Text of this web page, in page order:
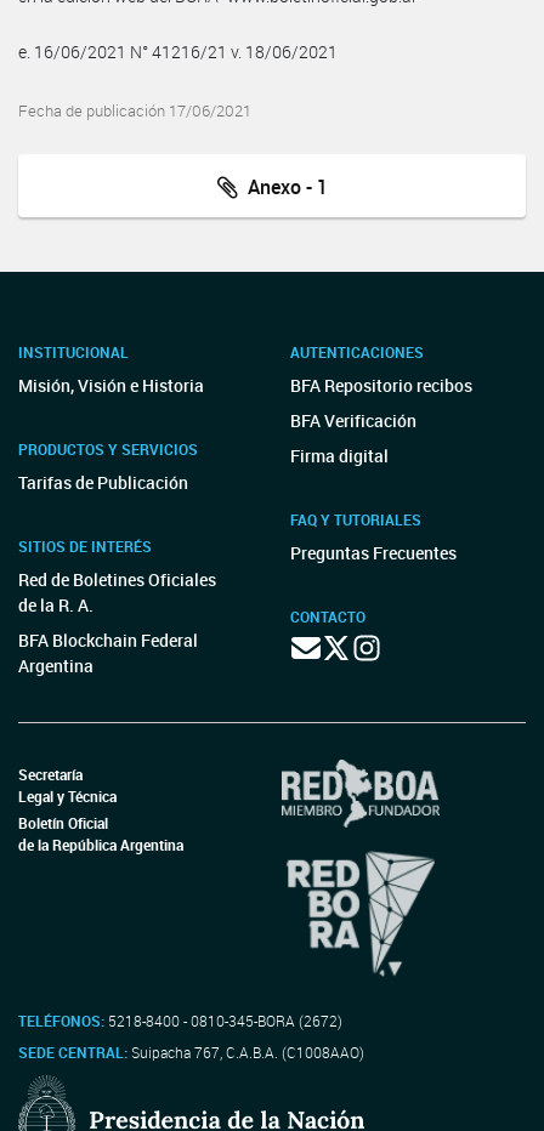
e. 16/06/2021 N° 41216/21 v. 18/06/2021
Fecha de publicación 17/06/2021
Anexo - 1
INSTITUCIONAL
Misión, Visión e Historia
PRODUCTOS Y SERVICIOS
Tarifas de Publicación
SITIOS DE INTERÉS
Red de Boletines Oficiales
de la R. A.
BFA Blockchain Federal
Argentina
AUTENTICACIONES
BFA Repositorio recibos
BFA Verificación
Firma digital
FAQ Y TUTORIALES
Preguntas Frecuentes
CONTACTO
Secretaría
Legal y Técnica
Boletín Oficial
de la República Argentina
TELÉFONOS: 5218-8400 - 0810-345-BORA (2672)
SEDE CENTRAL:Suipacha 767, C.A.B.A. (C1008AAO)